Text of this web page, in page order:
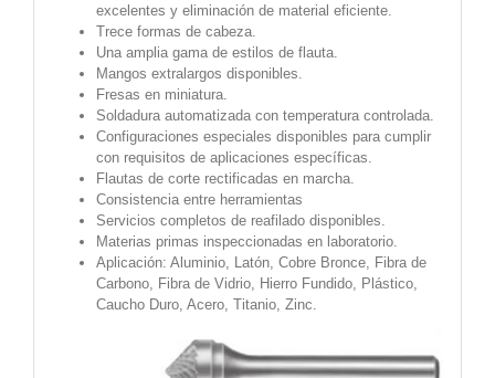
excelentes y eliminación de material eficiente.
Trece formas de cabeza.
Una amplia gama de estilos de flauta.
Mangos extralargos disponibles.
Fresas en miniatura.
Soldadura automatizada con temperatura controlada.
Configuraciones especiales disponibles para cumplir
con requisitos de aplicaciones específicas.
Flautas de corte rectificadas en marcha.
Consistencia entre herramientas
Servicios completos de reafilado disponibles.
Materias primas inspeccionadas en laboratorio.
Aplicación: Aluminio, Latón, Cobre Bronce, Fibra de
Carbono, Fibra de Vidrio, Hierro Fundido, Plástico,
Caucho Duro, Acero, Titanio, Zinc.